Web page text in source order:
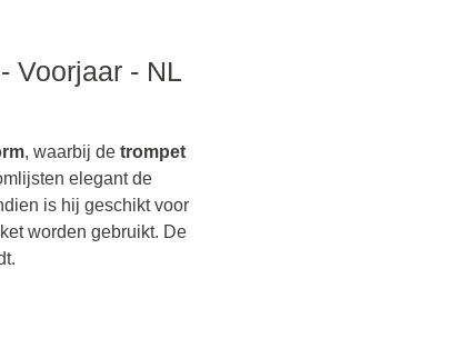
Voorjaar - NL
, waarbij de trompet
elegant de
is hij geschikt voor
worden gebruikt. De